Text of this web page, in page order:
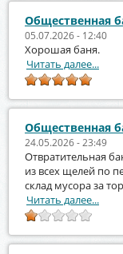
Общественная
05.07.2026 - 12:40
Хорошая баня.
Читать далее...
Общественная
24.05.2026 - 23:49
Отвратительная
из всех щелей по
склад мусора за
Читать далее...